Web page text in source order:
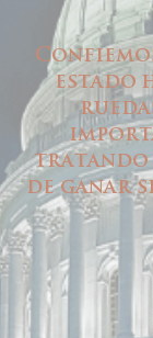
estado
tratando
de ganar